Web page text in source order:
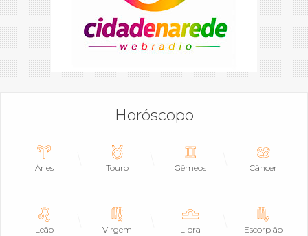
Horóscopo
Áries Touro Gêmeos Câncer
Leão Virgem Libra Escorpião